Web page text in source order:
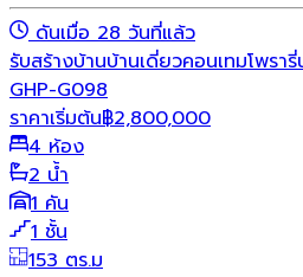
ดันเมื่อ 28 วันที่แล้ว
รับสร้างบ้านบ้านเดี่ยวคอนเทมโพรารี่
GHP-G098
ราคาเริ่มต้น฿2,800,000
4 ห้อง
2 น้ำ
1 คัน
1 ชั้น
153 ตร.ม